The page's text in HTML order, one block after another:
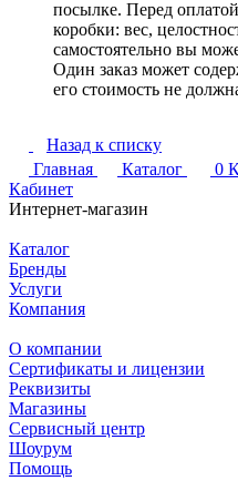
посылке. Перед
коробки: вес,
самостоятельно вы
Один заказ может
его стоимость не
Назад к списку
Главная
Каталог 0
Кабинет
Интернет-магазин
Каталог
Бренды
Услуги
Компания
О компании
Сертификаты и лицензии
Реквизиты
Магазины
Сервисный центр
Шоурум
Помощь